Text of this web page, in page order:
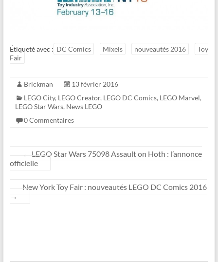
Étiqueté avec : DC Comics Mixels nouveautés 2016
Toy
Fair
Brickman
13 février 2016
LEGO City, LEGO Creator, LEGO DC Comics, LEGO Marvel,
LEGO Star Wars, News LEGO
0 Commentaires
←
LEGO Star Wars 75098 Assault on Hoth : l’annonce
officielle
New York Toy Fair : nouveautés LEGO DC Comics 2016
→